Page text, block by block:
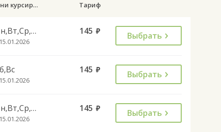
Дни курсирования Тариф
Пн,Вт,Ср,Пт,Вс 145 руб. Выбрать
145 руб. Выбрать
Пн,Вт,Ср,Чт,Пт 145 руб. Выбрать